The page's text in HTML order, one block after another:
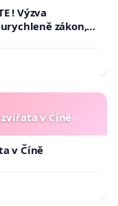
! Výzva
zákon,
opakovat!
v Číně
v Číně